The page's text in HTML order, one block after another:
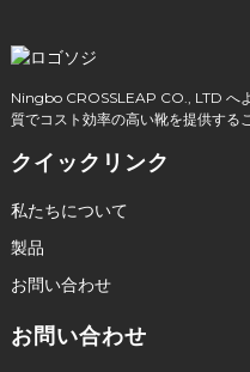
Ningbo CROSSLEAP CO., LTD へ
質でコスト効率の高い靴を提供する
クイックリンク
私たちについて
製品
お問い合わせ
お問い合わせ